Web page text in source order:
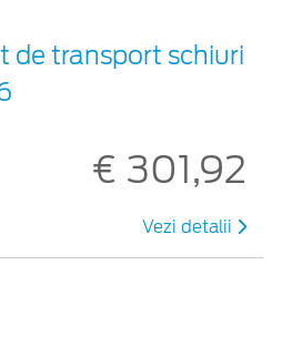
de transport schiuri
€ 301,92
Vezi detalii